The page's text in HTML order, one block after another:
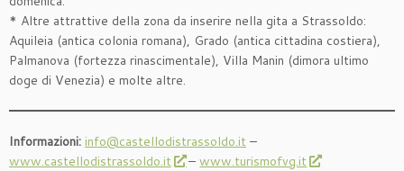
* Altre attrattive della zona da inserire nella gita a Strassoldo:
Aquileia (antica colonia romana), Grado (antica cittadina costiera),
Palmanova (fortezza rinascimentale), Villa Manin (dimora ultimo
doge di Venezia) e molte altre.
Informazioni: info@castellodistrassoldo.it –
www.castellodistrassoldo.it
–www.turismofvg.it